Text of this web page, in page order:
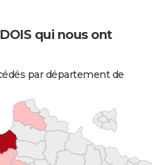
qui nous ont
par département de